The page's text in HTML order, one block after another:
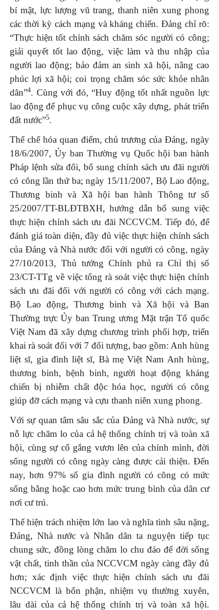
bí mật, lực lượng vũ trang, thanh niên xung phong
các thời kỳ cách mạng và kháng chiến. Đảng chỉ rõ:
“Thực hiện tốt chính sách chăm sóc người có công;
giải quyết tốt lao động, việc làm và thu nhập của
người lao động; bảo đảm an sinh xã hội, nâng cao
phúc lợi xã hội; coi trọng chăm sóc sức khỏe nhân
dân”4. Cùng với đó, “Huy động tốt nhất nguồn lực
lao động để phục vụ công cuộc xây dựng, phát triển
đất nước”5.
Thể chế hóa quan điểm, chủ trương của Đảng, ngày
18/6/2007, Ủy ban Thường vụ Quốc hội ban hành
Pháp lệnh sửa đổi, bổ sung chính sách ưu đãi người
có công lần thứ ba; ngày 15/11/2007, Bộ Lao động,
Thương binh và Xã hội ban hành Thông tư số
25/2007/TT-BLĐTBXH, hướng dẫn bổ sung việc
thực hiện chính sách ưu đãi NCCVCM. Tiếp đó, để
đánh giá toàn diện, đầy đủ việc thực hiện chính sách
của Đảng và Nhà nước đối với người có công, ngày
27/10/2013, Thủ tướng Chính phủ ra Chỉ thị số
23/CT-TTg về việc tổng rà soát việc thực hiện chính
sách ưu đãi đối với người có công với cách mạng.
Bộ Lao động, Thương binh và Xã hội và Ban
Thường trực Ủy ban Trung ương Mặt trận Tổ quốc
Việt Nam đã xây dựng chương trình phối hợp, triển
khai rà soát đối với 7 đối tượng, bao gồm: Anh hùng
liệt sĩ, gia đình liệt sĩ, Bà mẹ Việt Nam Anh hùng,
thương binh, bệnh binh, người hoạt động kháng
chiến bị nhiễm chất độc hóa học, người có công
giúp đỡ cách mạng và cựu thanh niên xung phong.
Với sự quan tâm sâu sắc của Đảng và Nhà nước, sự
nỗ lực chăm lo của cả hệ thống chính trị và toàn xã
hội, cùng sự cố gắng vươn lên của chính mình, đời
sống người có công ngày càng được cải thiện. Đến
nay, hơn 97% số gia đình người có công có mức
sống bằng hoặc cao hơn mức trung bình của dân cư
nơi cư trú.
Thể hiện trách nhiệm lớn lao và nghĩa tình sâu nặng,
Đảng, Nhà nước và Nhân dân ta nguyện tiếp tục
chung sức, đồng lòng chăm lo chu đáo để đời sống
vật chất, tinh thần của NCCVCM ngày càng đầy đủ
hơn; xác định việc thực hiện chính sách ưu đãi
NCCVCM là bổn phận, nhiệm vụ thường xuyên,
lâu dài của cả hệ thống chính trị và toàn xã hội.